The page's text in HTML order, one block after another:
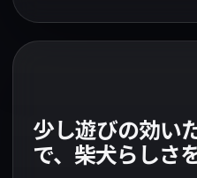
少し遊びの効い
で、柴犬らしさ